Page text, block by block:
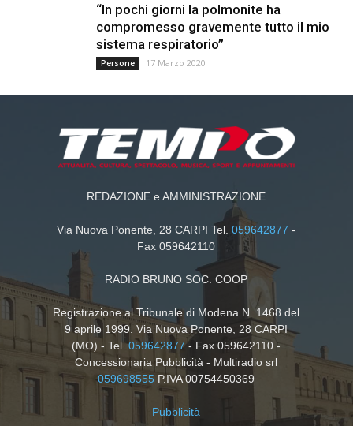
“In pochi giorni la polmonite ha
compromesso gravemente tutto il mio
sistema respiratorio”
Persone 17 Marzo 2020
REDAZIONE e AMMINISTRAZIONE
Via Nuova Ponente, 28 CARPI Tel.059642877 -
Fax 059642110
RADIO BRUNO SOC. COOP
Registrazione al Tribunale di Modena N. 1468 del
9 aprile 1999. Via Nuova Ponente, 28 CARPI
(MO) - Tel.059642877- Fax 059642110 -
Concessionaria Pubblicità - Multiradio srl
059698555 P.IVA 00754450369
Pubblicità